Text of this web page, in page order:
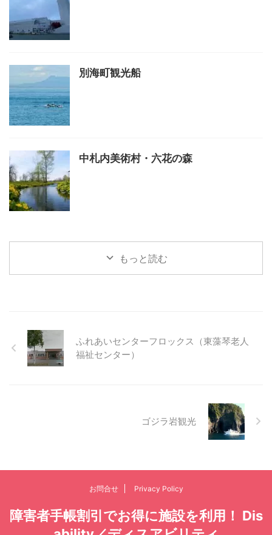
別海町観光船
中札内美術村・六花の森
もっと読む
ふれあいセンターフロックス（東藻琴老人
福祉センター）
ゴジラ岩観光
お問合せ Privacy Policy
障害者手帳割引でお得に施設を利用！ Dis